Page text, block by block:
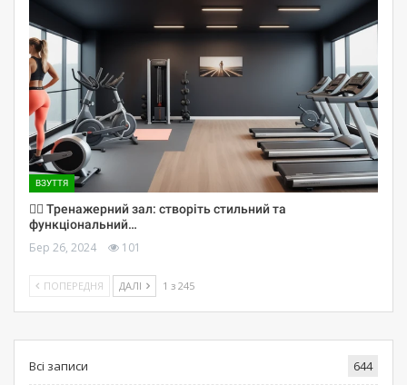
ВЗУТТЯ
🏋️‍♀️ Тренажерний зал: створіть стильний та
функціональний…
Бер 26, 2024 101
ПОПЕРЕДНЯ ДАЛІ 1 з 245
Всі записи 644